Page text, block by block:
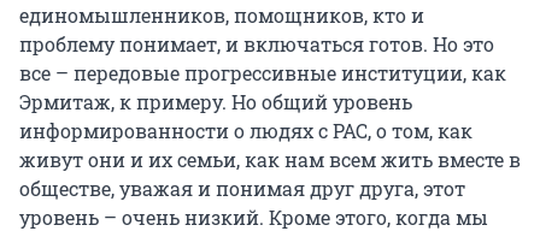
единомышленников, помощников, кто и
проблему понимает, и включаться готов. Но это
все – передовые прогрессивные институции, как
Эрмитаж, к примеру. Но общий уровень
информированности о людях с РАС, о том, как
живут они и их семьи, как нам всем жить вместе в
обществе, уважая и понимая друг друга, этот
уровень – очень низкий. Кроме этого, когда мы